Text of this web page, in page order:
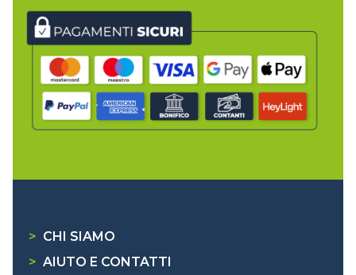
> CHI SIAMO
> AIUTO E CONTATTI